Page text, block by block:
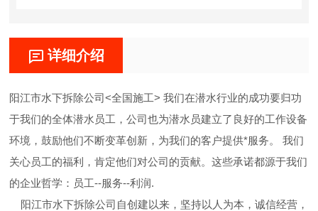
详细介绍
阳江市水下拆除公司<全国施工> 我们在潜水行业的成功要归功
于我们的全体潜水员工，公司也为潜水员建立了良好的工作设备
环境，鼓励他们不断变革创新，为我们的客户提供*服务。 我们
关心员工的福利，肯定他们对公司的贡献。这些承诺都源于我们
的企业哲学：员工--服务--利润.
阳江市水下拆除公司自创建以来，坚持以人为本，诚信经营，